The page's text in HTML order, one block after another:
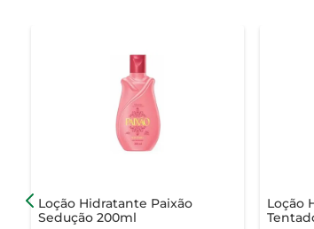
Loção Hidratante Paixão
Sedução 200ml
Loção